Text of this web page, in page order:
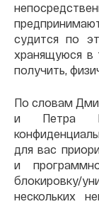
судится по
хранящуюся в
получить,
По словам
и Петра
для вас
и
блокировку/
нескольких